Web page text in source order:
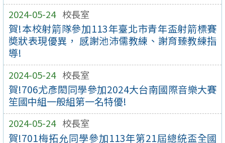
2024-05-24 校長室
賀!本校射箭隊參加113年臺北市青年盃射箭標賽
奬狀表現優異， 感謝池沛儒教練、謝育臻教練指
導!
2024-05-24 校長室
賀!706尤彥閎同學參加2024大台南國際音樂大賽
笙國中組一般組第一名特優!
2024-05-24 校長室
賀!701梅拓允同學參加113年第21屆總統盃全國